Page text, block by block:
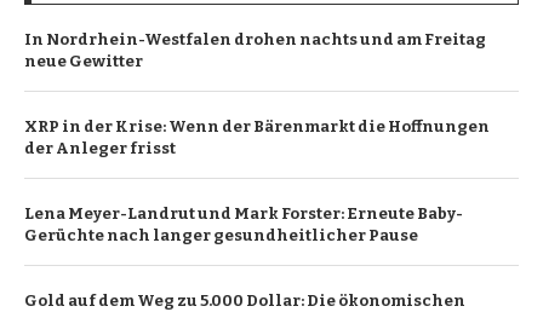
In Nordrhein-Westfalen drohen nachts und am Freitag
neue Gewitter
XRP in der Krise: Wenn der Bärenmarkt die Hoffnungen
der Anleger frisst
Lena Meyer-Landrut und Mark Forster: Erneute Baby-
Gerüchte nach langer gesundheitlicher Pause
Gold auf dem Weg zu 5.000 Dollar: Die ökonomischen